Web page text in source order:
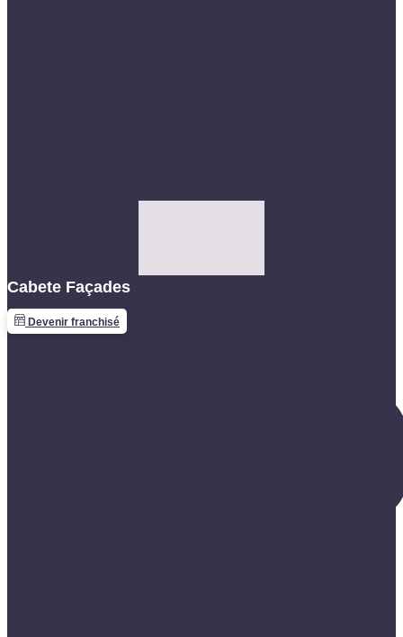
Cabete Façades
Devenir franchisé